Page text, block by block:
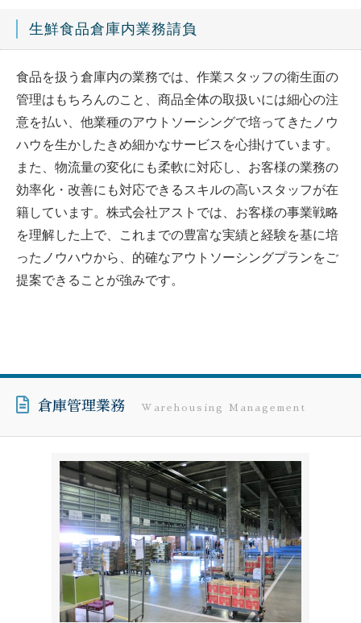
生鮮食品倉庫内業務請負
食品を扱う倉庫内の業務では、作業スタッフの衛生面の
管理はもちろんのこと、商品全体の取扱いには細心の注
意を払い、他業種のアウトソーシングで培ってきたノウ
ハウを生かしたきめ細かなサービスを心掛けています。
また、物流量の変化にも柔軟に対応し、お客様の業務の
効率化・改善にも対応できるスキルの高いスタッフが在
籍しています。株式会社アストでは、お客様の事業戦略
を理解した上で、これまでの豊富な実績と経験を基に培
ったノウハウから、的確なアウトソーシングプランをご
提案できることが強みです。
倉庫管理業務 Warehousing Management